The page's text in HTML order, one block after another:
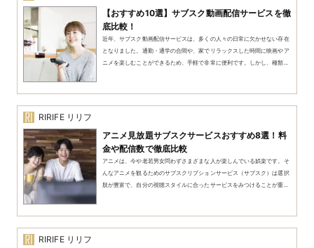
るサービスです。読む量によっては、紙で買うよりも安
い場合があります。
たとえば、 これまで雑誌を定期購入していた人は、利用
すれば確実に安い値段で情報を得られる
た、オリジナルコンテンツが多い点も特徴です。ただ
し、電子書籍なので形としては残らない点に注意してく
ださい。
電子書籍・雑誌のサブスク例
‎Kindle Unlimited
楽天マガジン